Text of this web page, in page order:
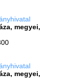
megyei,
megyei,